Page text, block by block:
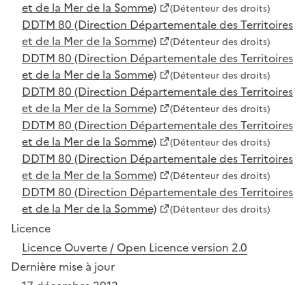
et de la Mer de la Somme)
(Détenteur des droits)
DDTM 80 (Direction Départementale des Territoires
et de la Mer de la Somme)
(Détenteur des droits)
DDTM 80 (Direction Départementale des Territoires
et de la Mer de la Somme)
(Détenteur des droits)
DDTM 80 (Direction Départementale des Territoires
et de la Mer de la Somme)
(Détenteur des droits)
DDTM 80 (Direction Départementale des Territoires
et de la Mer de la Somme)
(Détenteur des droits)
DDTM 80 (Direction Départementale des Territoires
et de la Mer de la Somme)
(Détenteur des droits)
DDTM 80 (Direction Départementale des Territoires
et de la Mer de la Somme)
(Détenteur des droits)
Licence
Licence Ouverte / Open Licence version 2.0
Dernière mise à jour